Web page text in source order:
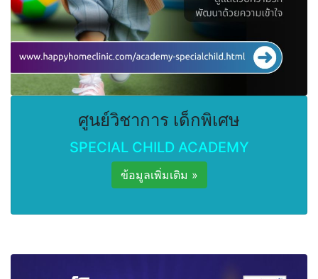
ศูนย์วิชาการ เด็กพิเศษ
SPECIAL CHILD ACADEMY
ข้อมูลเพิ่มเติม »